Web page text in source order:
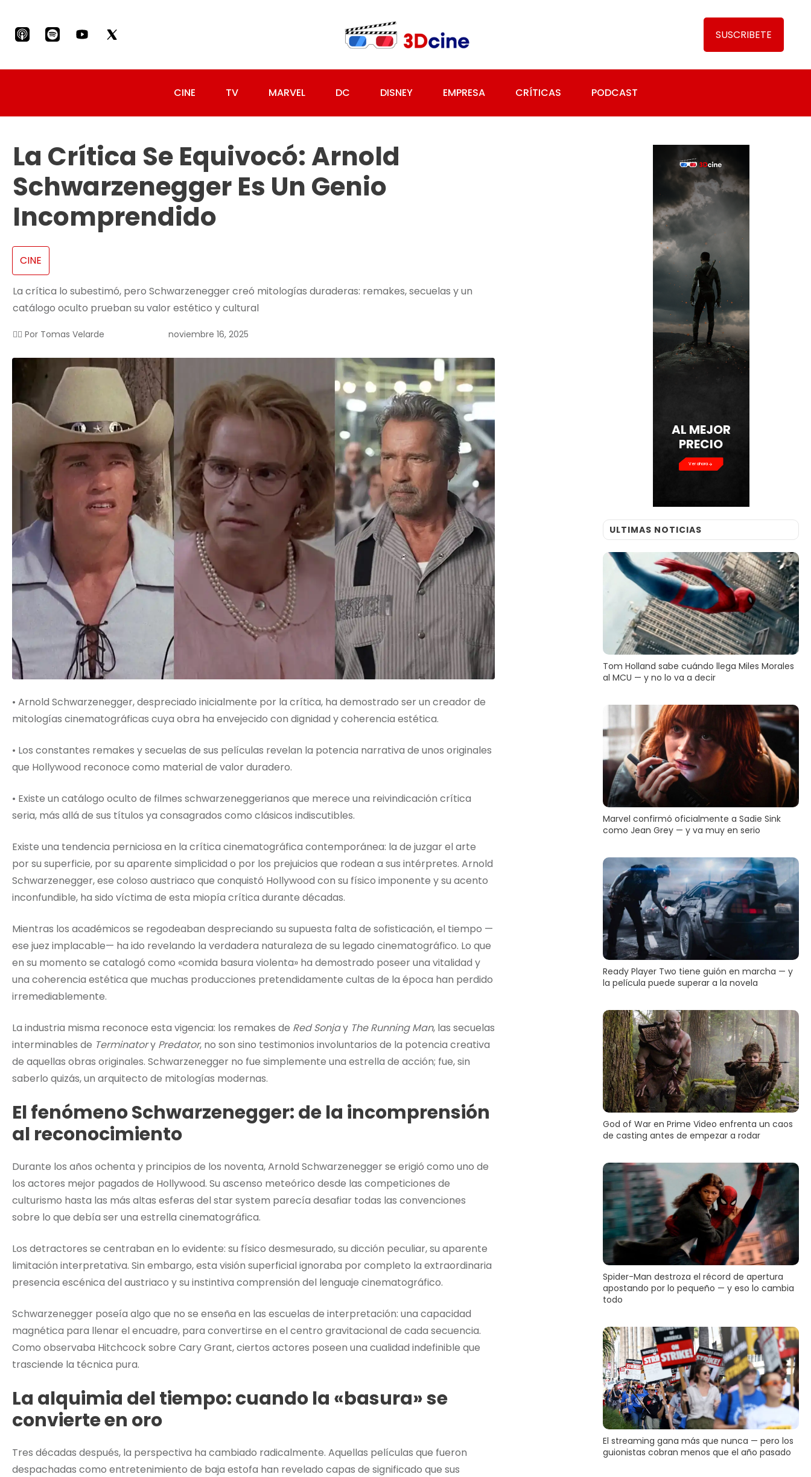
SUSCRIBETE
CINE TV MARVEL DC DISNEY EMPRESA CRÍTICAS PODCAST
La Crítica Se Equivocó: Arnold
Schwarzenegger Es Un Genio
Incomprendido
CINE
La crítica lo subestimó, pero Schwarzenegger creó mitologías duraderas: remakes, secuelas y un
catálogo oculto prueban su valor estético y cultural
✍🏻 Por Tomas Velarde noviembre 16, 2025
• Arnold Schwarzenegger, despreciado inicialmente por la crítica, ha demostrado ser un creador de
mitologías cinematográficas cuya obra ha envejecido con dignidad y coherencia estética.
• Los constantes remakes y secuelas de sus películas revelan la potencia narrativa de unos originales
que Hollywood reconoce como material de valor duradero.
• Existe un catálogo oculto de filmes schwarzeneggerianos que merece una reivindicación crítica
seria, más allá de sus títulos ya consagrados como clásicos indiscutibles.
Existe una tendencia perniciosa en la crítica cinematográfica contemporánea: la de juzgar el arte
por su superficie, por su aparente simplicidad o por los prejuicios que rodean a sus intérpretes. Arnold
Schwarzenegger, ese coloso austriaco que conquistó Hollywood con su físico imponente y su acento
inconfundible, ha sido víctima de esta miopía crítica durante décadas.
Mientras los académicos se regodeaban despreciando su supuesta falta de sofisticación, el tiempo —
ese juez implacable— ha ido revelando la verdadera naturaleza de su legado cinematográfico. Lo que
en su momento se catalogó como «comida basura violenta» ha demostrado poseer una vitalidad y
una coherencia estética que muchas producciones pretendidamente cultas de la época han perdido
irremediablemente.
La industria misma reconoce esta vigencia: los remakes de Red Sonjay The Running Man, las secuelas
interminables de Terminatory Predator, no son sino testimonios involuntarios de la potencia creativa
de aquellas obras originales. Schwarzenegger no fue simplemente una estrella de acción; fue, sin
saberlo quizás, un arquitecto de mitologías modernas.
El fenómeno Schwarzenegger: de la incomprensión
al reconocimiento
Durante los años ochenta y principios de los noventa, Arnold Schwarzenegger se erigió como uno de
los actores mejor pagados de Hollywood. Su ascenso meteórico desde las competiciones de
culturismo hasta las más altas esferas del star system parecía desafiar todas las convenciones
sobre lo que debía ser una estrella cinematográfica.
Los detractores se centraban en lo evidente: su físico desmesurado, su dicción peculiar, su aparente
limitación interpretativa. Sin embargo, esta visión superficial ignoraba por completo la extraordinaria
presencia escénica del austriaco y su instintiva comprensión del lenguaje cinematográfico.
Schwarzenegger poseía algo que no se enseña en las escuelas de interpretación: una capacidad
magnética para llenar el encuadre, para convertirse en el centro gravitacional de cada secuencia.
Como observaba Hitchcock sobre Cary Grant, ciertos actores poseen una cualidad indefinible que
trasciende la técnica pura.
La alquimia del tiempo: cuando la «basura» se
convierte en oro
Tres décadas después, la perspectiva ha cambiado radicalmente. Aquellas películas que fueron
despachadas como entretenimiento de baja estofa han revelado capas de significado que sus
AL MEJOR
PRECIO
ULTIMAS NOTICIAS
Tom Holland sabe cuándo llega Miles Morales
al MCU — y no lo va a decir
Marvel confirmó oficialmente a Sadie Sink
como Jean Grey — y va muy en serio
Ready Player Two tiene guión en marcha — y
la película puede superar a la novela
God of War en Prime Video enfrenta un caos
de casting antes de empezar a rodar
Spider-Man destroza el récord de apertura
apostando por lo pequeño — y eso lo cambia
todo
El streaming gana más que nunca — pero los
guionistas cobran menos que el año pasado